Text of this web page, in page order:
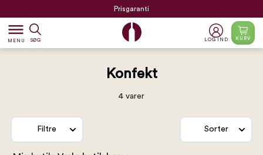
Prisgaranti
dehaze
MENU SØG LOG IND KURV
Konfekt
4 varer
Filtre Sorter